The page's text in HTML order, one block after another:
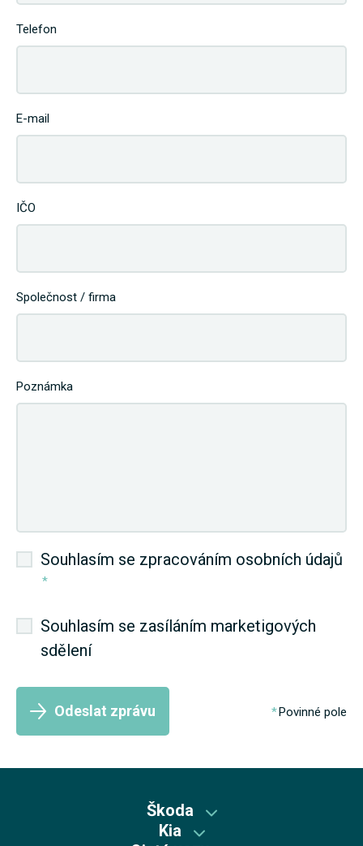
Telefon
E-mail
IČO
Společnost / firma
Poznámka
Souhlasím se zpracováním osobních údajů
*
Souhlasím se zasíláním marketigových
sdělení
Odeslat zprávu Povinné pole
Škoda
Škoda předváděcí vozy
Kia